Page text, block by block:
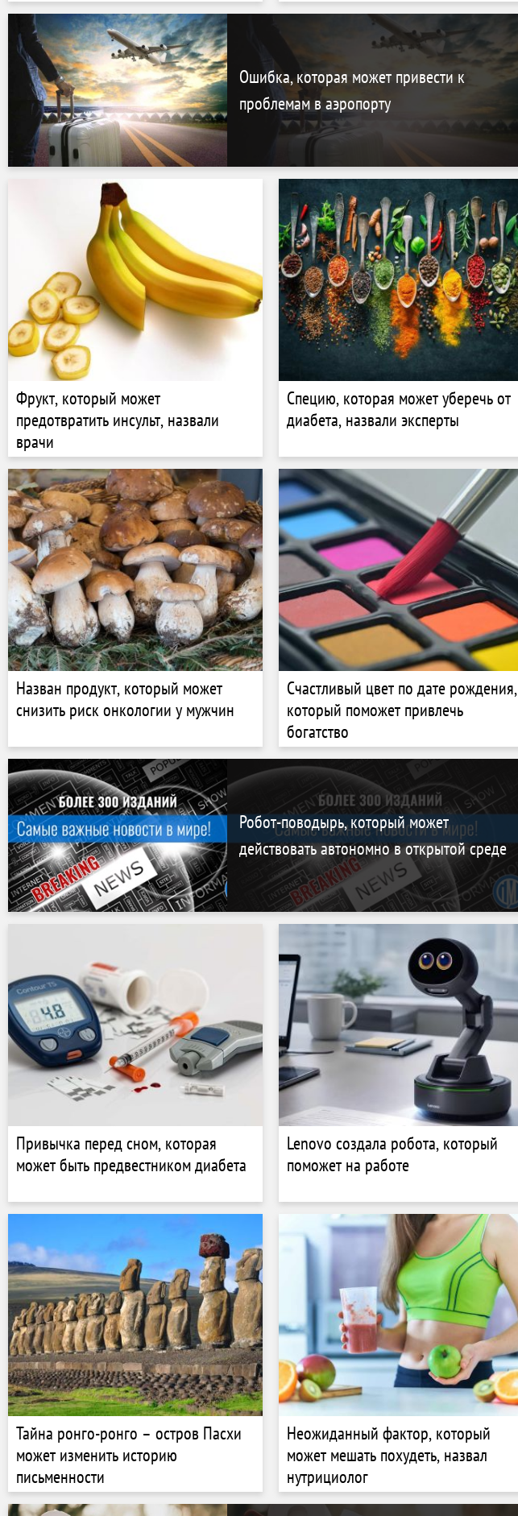
Ошибка, которая может привести к
проблемам в аэропорту
Фрукт, который может
предотвратить инсульт, назвали
врачи
Специю, которая может уберечь от
диабета, назвали эксперты
Назван продукт, который может
снизить риск онкологии у мужчин
Счастливый цвет по дате рождения,
который поможет привлечь
богатство
Робот-поводырь, который может
действовать автономно в открытой среде
Привычка перед сном, которая
может быть предвестником диабета
Lenovo создала робота, который
поможет на работе
Тайна ронго-ронго – остров Пасхи
может изменить историю
письменности
Неожиданный фактор, который
может мешать похудеть, назвал
нутрициолог